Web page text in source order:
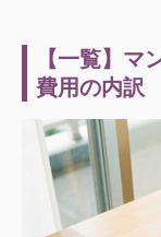
【一覧】マ
費用の内訳